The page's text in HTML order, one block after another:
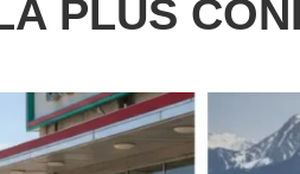
PLUS